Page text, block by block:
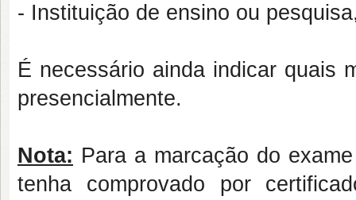
- Instituição de ensino ou
É necessário ainda indicar quais
presencialmente.
Nota: Para a marcação do
tenha comprovado por